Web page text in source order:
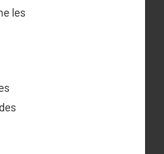
les